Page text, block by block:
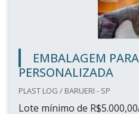
EMBALAGEM
PERSONALIZADA
PLAST LOG / BARUERI - SP
Lote mínimo de